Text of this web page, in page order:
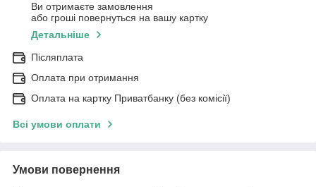
Ви отримаєте замовлення
або гроші повернуться на вашу картку
Детальніше
Післяплата
Оплата при отримання
Оплата на картку Приватбанку (без комісії)
Всі умови оплати
Умови повернення